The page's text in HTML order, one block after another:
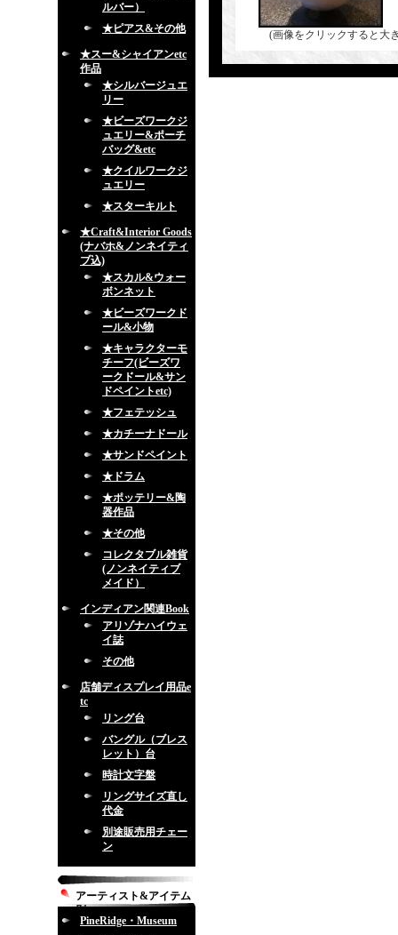
ルバー）
★ピアス&その他
★スー&シャイアンetc
作品
★シルバージュエ
リー
★ビーズワークジ
ュエリー&ポーチ
バッグ&etc
★クイルワークジ
ュエリー
★スターキルト
★Craft&Interior Goods
(ナバホ&ノンネイティ
ブ込)
★スカル&ウォー
ボンネット
★ビーズワークド
ール&小物
★キャラクターモ
チーフ(ビーズワ
ークドール&サン
ドペイントetc)
★フェテッシュ
★カチーナドール
★サンドペイント
★ドラム
★ポッテリー&陶
器作品
★その他
コレクタブル雑貨
(ノンネイティブ
メイド）
インディアン関連Book
アリゾナハイウェ
イ誌
その他
店舗ディスプレイ用品e
tc
リング台
バングル（ブレス
レット）台
時計文字盤
リングサイズ直し
代金
別途販売用チェー
ン
アーティスト&アイテム
別
PineRidge・Museum
(画像をクリックすると大